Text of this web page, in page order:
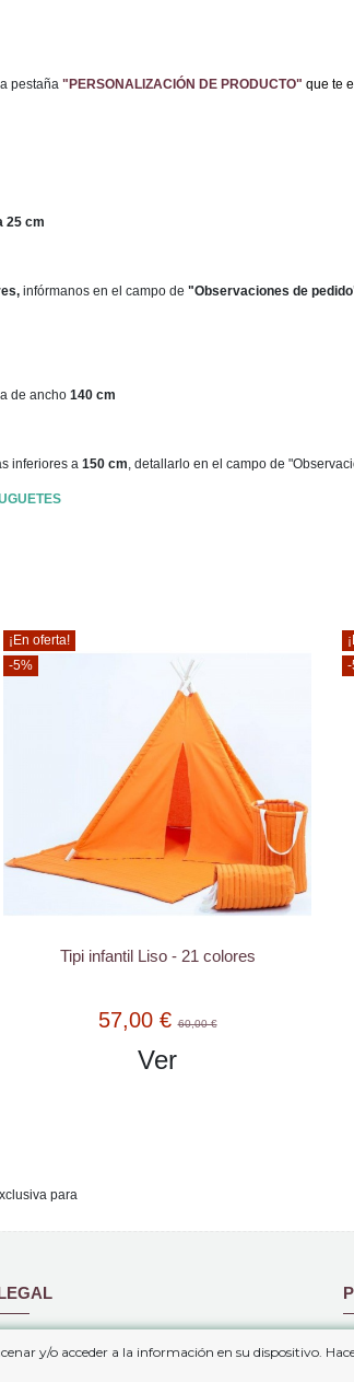
pestaña "PERSONALIZACIÓN DE PRODUCTO" que te
25 cm
infórmanos en el campo de "Observaciones de
de ancho 140 cm
inferiores a 150 cm, detallarlo en el campo de
¡En oferta!
-5%
Tipi infantil Liso - 21 colores
57,00 €60,00 €
Ver
para
y/o acceder a la información en su dispositivo.